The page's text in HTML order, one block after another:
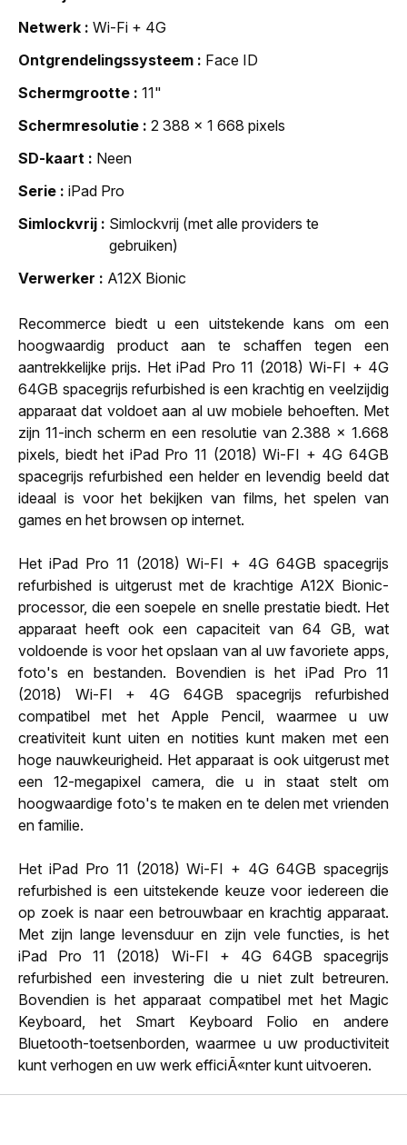
Netwerk
Wi-Fi + 4G
Ontgrendelingssysteem
Face ID
Schermgrootte
11"
Schermresolutie
2 388 x 1 668 pixels
SD-kaart
Neen
Serie
iPad Pro
Simlockvrij
Simlockvrij (met alle providers te
gebruiken)
Verwerker
A12X Bionic
Recommerce biedt u een uitstekende kans om een
hoogwaardig product aan te schaffen tegen een
aantrekkelijke prijs. Het iPad Pro 11 (2018) Wi-FI + 4G
64GB spacegrijs refurbished is een krachtig en veelzijdig
apparaat dat voldoet aan al uw mobiele behoeften. Met
zijn 11-inch scherm en een resolutie van 2.388 x 1.668
pixels, biedt het iPad Pro 11 (2018) Wi-FI + 4G 64GB
spacegrijs refurbished een helder en levendig beeld dat
ideaal is voor het bekijken van films, het spelen van
games en het browsen op internet.
Het iPad Pro 11 (2018) Wi-FI + 4G 64GB spacegrijs
refurbished is uitgerust met de krachtige A12X Bionic-
processor, die een soepele en snelle prestatie biedt. Het
apparaat heeft ook een capaciteit van 64 GB, wat
voldoende is voor het opslaan van al uw favoriete apps,
foto's en bestanden. Bovendien is het iPad Pro 11
(2018) Wi-FI + 4G 64GB spacegrijs refurbished
compatibel met het Apple Pencil, waarmee u uw
creativiteit kunt uiten en notities kunt maken met een
hoge nauwkeurigheid. Het apparaat is ook uitgerust met
een 12-megapixel camera, die u in staat stelt om
hoogwaardige foto's te maken en te delen met vrienden
en familie.
Het iPad Pro 11 (2018) Wi-FI + 4G 64GB spacegrijs
refurbished is een uitstekende keuze voor iedereen die
op zoek is naar een betrouwbaar en krachtig apparaat.
Met zijn lange levensduur en zijn vele functies, is het
iPad Pro 11 (2018) Wi-FI + 4G 64GB spacegrijs
refurbished een investering die u niet zult betreuren.
Bovendien is het apparaat compatibel met het Magic
Keyboard, het Smart Keyboard Folio en andere
Bluetooth-toetsenborden, waarmee u uw productiviteit
kunt verhogen en uw werk efficiÃ«nter kunt uitvoeren.